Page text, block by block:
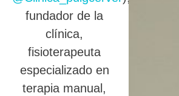
fundador de la
clínica,
fisioterapeuta
especializado en
terapia manual,